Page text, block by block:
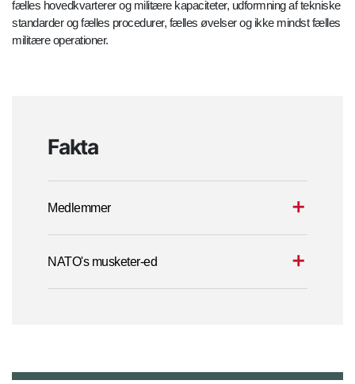
fælles hovedkvarterer og militære kapaciteter, udformning af tekniske
standarder og fælles procedurer, fælles øvelser og ikke mindst fælles
militære operationer.
Fakta
Medlemmer
NATO's musketer-ed